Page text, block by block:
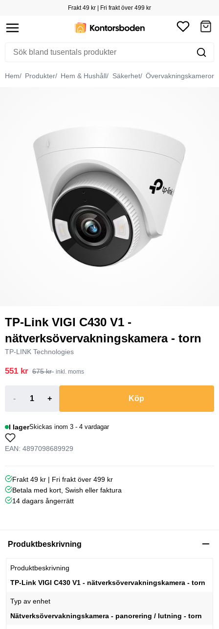
Frakt 49 kr | Fri frakt över 499 kr
Hem Produkter Hem & Hushåll Säkerhet Övervakningskameror
TP-Link VIGI C430 V1 -
nätverksövervakningskamera - torn
TP-LINK Technologies
551 kr 675 kr inkl. moms
- + Köp
I lagerSkickas inom 3 - 4 vardagar
EAN: 4897098689929
Frakt 49 kr | Fri frakt över 499 kr
Betala med kort, Swish eller faktura
14 dagars ångerrätt
Produktbeskrivning
Produktbeskrivning
TP-Link VIGI C430 V1 - nätverksövervakningskamera - torn
Typ av enhet
Nätverksövervakningskamera - panorering / lutning - torn